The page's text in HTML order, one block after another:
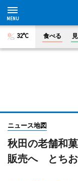
32°C 食べる
ニュース地図
秋田の老舗和
販売へ とちお